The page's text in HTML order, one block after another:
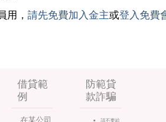
用， 請先免費加入金主或登入免費
借貸範
例
在某公司
防範貸
款詐騙
請不要給